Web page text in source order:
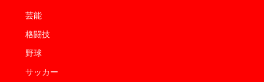
芸能
格闘技
野球
サッカー